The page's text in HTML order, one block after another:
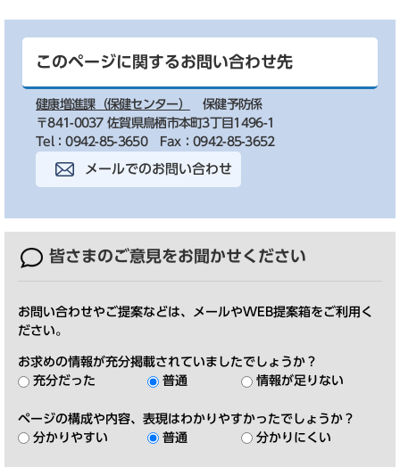
このページに関するお問い合わせ先
健康増進課（保健センター）
保健予防係
〒841-0037 佐賀県鳥栖市本町3丁目1496-1
Tel：0942-85-3650
Fax：0942-85-3652
メールでのお問い合わせ
皆さまのご意見をお聞かせください
お問い合わせやご提案などは、メールやWEB提案箱をご利用く
ださい。
お求めの情報が充分掲載されていましたでしょうか？
充分だった
普通 情報が足りない
ページの構成や内容、表現はわかりやすかったでしょうか？
分かりやすい
普通 分かりにくい